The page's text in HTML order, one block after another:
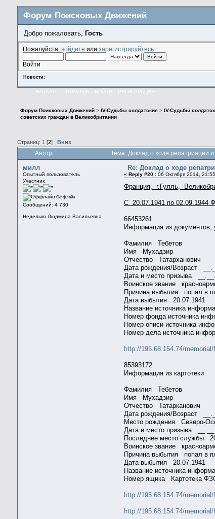
Форум Поисковых Движений
Добро пожаловать, Гость
Пожалуйста, войдите или зарегистрируйтесь.
Войти
Новости:
НАЧАЛО ПОМОЩЬ ВОЙТИ РЕГИСТРАЦИЯ
Форум Поисковых Движений > IV-Судьбы солдатские > IV-Судьбы
советских граждан в Великобритании
Страниц: 1 [2] Вниз
Автор Тема: Доклад о ходе репатриации
милл
Опытный пользователь
Участник
Оффлайн
Сообщений: 4 730
Неделько Людмила Васильевна
Re: Доклад о ходе
«Reply #20 : 06 Октября 2014,
Франция, г.Гулль,
С 20.07.1941 по 02.09.1944
66453261
Информация из документов,
Фамилия Тебетов
Имя Мухадзир
Отчество Татарханович
Дата рождения/Возраст
Дата и место призыва
Воинское звание
Причина выбытия попал в
Дата выбытия 20.07.1941
Название источника
Номер фонда источника
Номер описи источника
Номер дела источника
http://195.68.154.74/
85393172
Информация из картотеки
Фамилия Тебетов
Имя Мухадзир
Отчество Татарканович
Дата рождения/Возраст
Место рождения Северо-
Дата и место призыва
Последнее место службы
Воинское звание
Причина выбытия попал в
Дата выбытия 20.07.1941
Название источника
Номер ящика Картотека
http://195.68.154.74/
http://195.68.154.74/